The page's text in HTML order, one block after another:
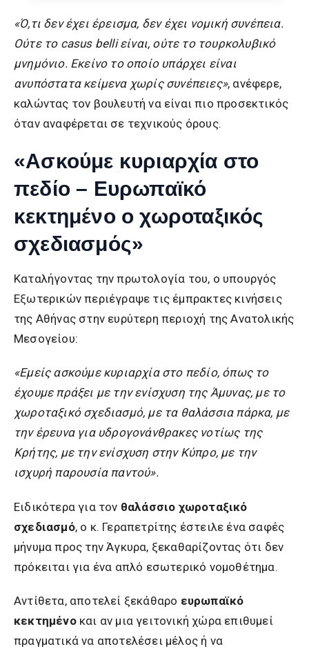
«Ό,τι δεν έχει έρεισμα, δεν έχει νομική συνέπεια.
Ούτε το casus belli είναι, ούτε το τουρκολυβικό
μνημόνιο. Εκείνο το οποίο υπάρχει είναι
ανυπόστατα κείμενα χωρίς συνέπειες», ανέφερε,
καλώντας τον βουλευτή να είναι πιο προσεκτικός
όταν αναφέρεται σε τεχνικούς όρους.
«Ασκούμε κυριαρχία στο
πεδίο – Ευρωπαϊκό
κεκτημένο ο χωροταξικός
σχεδιασμός»
Καταλήγοντας την πρωτολογία του, ο υπουργός
Εξωτερικών περιέγραψε τις έμπρακτες κινήσεις
της Αθήνας στην ευρύτερη περιοχή της Ανατολικής
Μεσογείου:
«Εμείς ασκούμε κυριαρχία στο πεδίο, όπως το
έχουμε πράξει με την ενίσχυση της Άμυνας, με το
χωροταξικό σχεδιασμό, με τα θαλάσσια πάρκα, με
την έρευνα για υδρογονάνθρακες νοτίως της
Κρήτης, με την ενίσχυση στην Κύπρο, με την
ισχυρή παρουσία παντού».
Ειδικότερα για τον θαλάσσιο χωροταξικό
σχεδιασμό, ο κ. Γεραπετρίτης έστειλε ένα σαφές
μήνυμα προς την Άγκυρα, ξεκαθαρίζοντας ότι δεν
πρόκειται για ένα απλό εσωτερικό νομοθέτημα.
Αντίθετα, αποτελεί ξεκάθαρο ευρωπαϊκό
κεκτημένοκαι αν μια γειτονική χώρα επιθυμεί
πραγματικά να αποτελέσει μέλος ή να